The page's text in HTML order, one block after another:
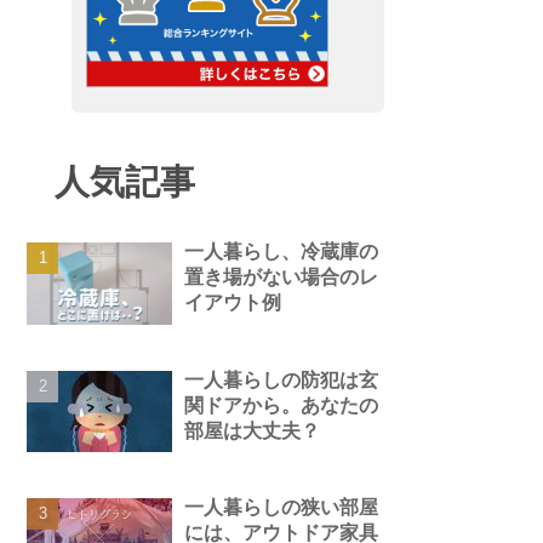
人気記事
一人暮らし、冷蔵庫の
置き場がない場合のレ
イアウト例
一人暮らしの防犯は玄
関ドアから。あなたの
部屋は大丈夫？
一人暮らしの狭い部屋
には、アウトドア家具